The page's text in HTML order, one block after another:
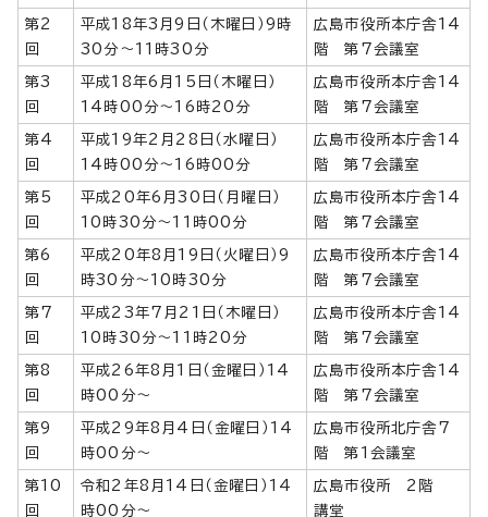
第2
回
平成18年3月9日（木曜日）9時
30分～11時30分
広島市役所本庁舎14
階 第7会議室
第3
回
平成18年6月15日（木曜日）
14時00分～16時20分
広島市役所本庁舎14
階 第7会議室
第4
回
平成19年2月28日（水曜日）
14時00分～16時00分
広島市役所本庁舎14
階 第7会議室
第5
回
平成20年6月30日（月曜日）
10時30分～11時00分
広島市役所本庁舎14
階 第7会議室
第6
回
平成20年8月19日（火曜日）9
時30分～10時30分
広島市役所本庁舎14
階 第7会議室
第7
回
平成23年7月21日（木曜日）
10時30分～11時20分
広島市役所本庁舎14
階 第7会議室
第8
回
平成26年8月1日（金曜日）14
時00分～
広島市役所本庁舎14
階 第7会議室
第9
回
平成29年8月4日（金曜日）14
時00分～
広島市役所北庁舎7
階 第1会議室
第10
回
令和2年8月14日（金曜日）14
時00分～
広島市役所 2階
講堂